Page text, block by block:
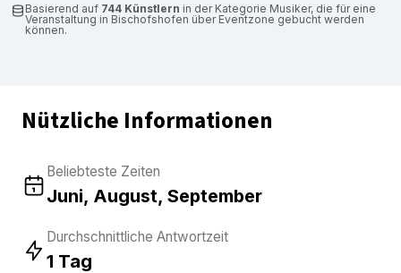
Basierend auf 744 Künstlern in der Kategorie Musiker, die für eine
Veranstaltung in Bischofshofen über Eventzone gebucht werden
können.
Nützliche Informationen
Beliebteste Zeiten
Juni, August, September
Durchschnittliche Antwortzeit
1 Tag